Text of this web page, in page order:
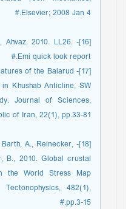
Elsevier; 2008 Jan 4.#
Ahvaz. 2010. LL26.
Emi quick look report.#
of the Balarud
Khushab Anticline, SW
Journal of Sciences,
of Iran, 22(1), pp.33-81.#
Barth, A., Reinecker,
B., 2010. Global crustal
the World Stress Map
482(1),
pp.3-15.#